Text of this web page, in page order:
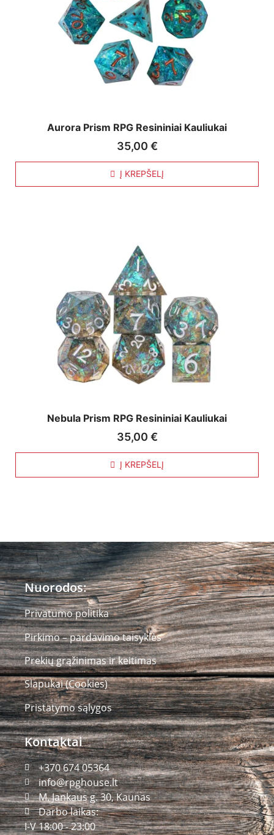
Aurora Prism RPG Resininiai Kauliukai
35,00 €
Į KREPŠELĮ
Nebula Prism RPG Resininiai Kauliukai
35,00 €
Į KREPŠELĮ
Nuorodos:
Privatumo politika
Pirkimo – pardavimo taisyklės
Prekių grąžinimas ir keitimas
Slapukai (Cookies)
Pristatymo sąlygos
Kontaktai
+370 674 05364
info@rpghouse.lt
M. Jankaus g. 30, Kaunas
Darbo laikas:
I-V 18:00 - 23:00